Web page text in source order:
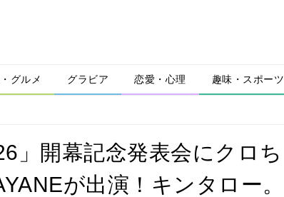
グルメ グラビア 恋愛・心理 趣味・スポーツ
」開幕記念発表会にクロち
が出演！キンタロー。